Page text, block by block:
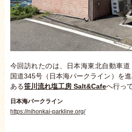
今回訪れたのは、日本海東北自動車
国道345号（日本海パークライン）を
ある笹川流れ塩工房 Salt&Cafeへ行っ
日本海パークライン
https://nihonkai-parkline.org/